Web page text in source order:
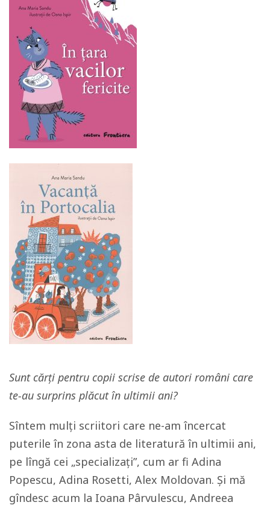
Sunt cărți pentru copii scrise de autori români care
te-au surprins plăcut în ultimii ani?
Sîntem mulți scriitori care ne-am încercat
puterile în zona asta de literatură în ultimii ani,
pe lîngă cei „specializați”, cum ar fi Adina
Popescu, Adina Rosetti, Alex Moldovan. Și mă
gîndesc acum la Ioana Pârvulescu, Andreea